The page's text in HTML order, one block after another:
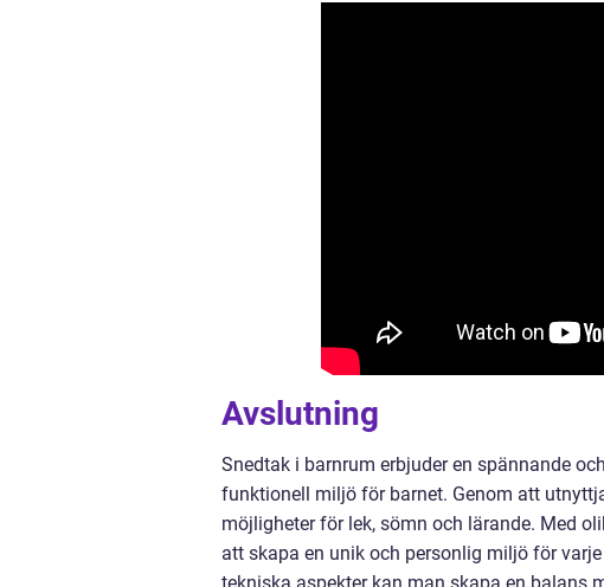
Avslutning
Snedtak i barnrum erbjuder en spännande
funktionell miljö för barnet. Genom att
möjligheter för lek, sömn och lärande. Med
att skapa en unik och personlig miljö för